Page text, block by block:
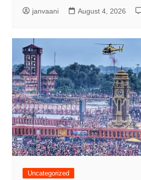
janvaani August 4, 2026
Uncategorized